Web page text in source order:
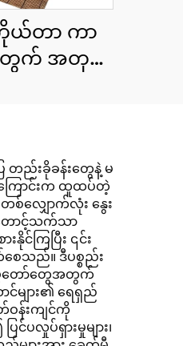
ယ်တာ ကာ
က် အတု
တည်းခိုခန်းတွေနဲ့ မ
ောင်းက ထူထပ်တဲ့
စ်လျှောက်လုံး နွေး
တောင့်သက်သာ
င်ကြပြီး ၎င်း
သည်။ ဒီပစ္စည်း
ပွဲတော်တွေအတွက်
င်များ၏ ရေရှည်
ဝန်းကျင်ကို
င်ပလှုပ်ရှားမှုများ၊